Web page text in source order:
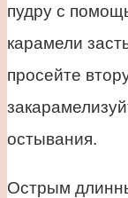
пудру с
карамели
просейте
остывания.
Острым